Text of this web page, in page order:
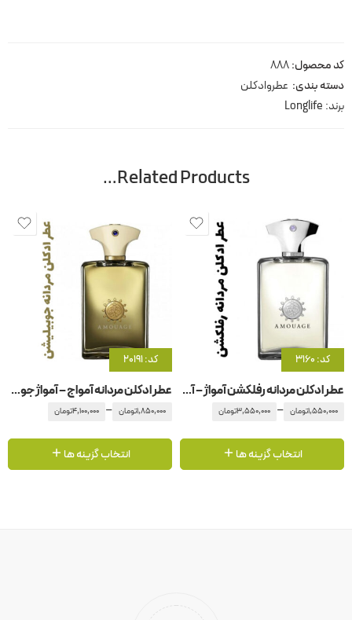
کد محصول:888
دسته بندی: عطروادکلن
برند: Longlife
Related Products…
کد: 3160
عطر ادکلن مردانه رفلکشن آمواژ – آمواج رفلکشن مردانه
1,550,000تومان –
3,550,000تومان
انتخاب گزینه ها
کد: 20191
عطر ادکلن مردانه آمواج – آمواژ جوبیلیشن
1,850,000تومان –
4,100,000تومان
انتخاب گزینه ها